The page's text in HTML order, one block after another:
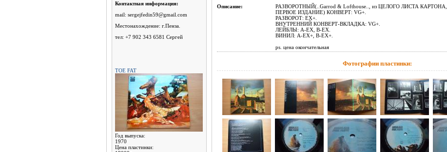
Контактная информация:
mail: sergejfedin59@gmail.com
Местонахождение: г.Пенза.
тел: +7 902 343 6581 Сергей
TOE FAT
Год выпуска:
1970
Цена пластинки:
Описание:
РАЗВОРОТНЫЙ(..Garrod & Lofthouse.., из ЦЕЛОГО ЛИСТА КАРТОНА,
ПЕРВОЕ ИЗДАНИЕ) КОНВЕРТ: VG+.
РАЗВОРОТ: EX+.
ВНУТРЕННИЙ КОНВЕРТ-ВКЛАДКА: VG+.
ЛЕЙБЛЫ: A-EX, B-EX.
ВИНИЛ: A-EX+, B-EX+.
ps. цена окончательная
Фотографии пластинки: